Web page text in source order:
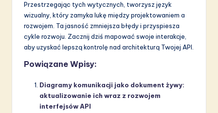
Przestrzegając tych wytycznych, tworzysz język
wizualny, który zamyka lukę między projektowaniem a
rozwojem. Ta jasność zmniejsza błędy i przyspiesza
cykle rozwoju. Zacznij dziś mapować swoje interakcje,
aby uzyskać lepszą kontrolę nad architekturą Twojej API.
Powiązane Wpisy:
Diagramy komunikacji jako dokument żywy:
aktualizowanie ich wraz z rozwojem
interfejsów API